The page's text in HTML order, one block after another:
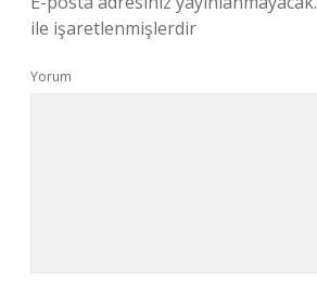
ile işaretlenmişlerdir
Yorum